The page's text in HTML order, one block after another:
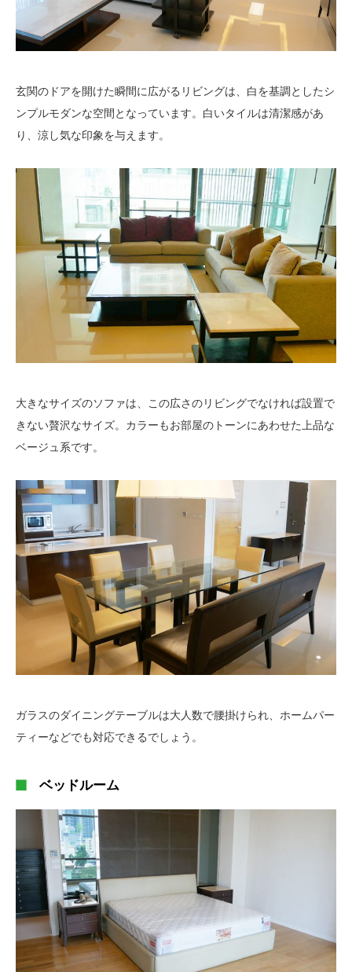
玄関のドアを開けた瞬間に広がるリビングは、白を基調としたシ
ンプルモダンな空間となっています。白いタイルは清潔感があ
り、涼し気な印象を与えます。
大きなサイズのソファは、この広さのリビングでなければ設置で
きない贅沢なサイズ。カラーもお部屋のトーンにあわせた上品な
ベージュ系です。
ガラスのダイニングテーブルは大人数で腰掛けられ、ホームパー
ティーなどでも対応できるでしょう。
ベッドルーム